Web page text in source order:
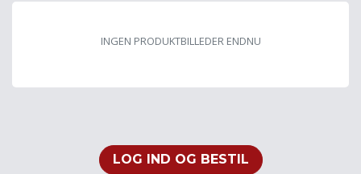
INGEN PRODUKTBILLEDER ENDNU
LOG IND OG BESTIL